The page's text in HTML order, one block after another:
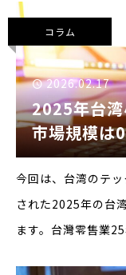
ーヒー文化および
コラム
2026.02.17
2025年台
市場規模は
奪われてい
今回は、台湾のテ
された2025年の台
ます。台灣零售業